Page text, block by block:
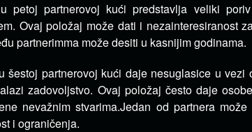
petoj partnerovoj kući predstavlja veliki
Ovaj položaj može dati i nezainteresiranost
partnerimma može desiti u kasnijim godinama.
šestoj partnerovoj kući daje nesuglasice u vezi
zadovoljstvo. Ovaj položaj često daje
nevažnim stvarima.Jedan od partnera
i ograničenja.